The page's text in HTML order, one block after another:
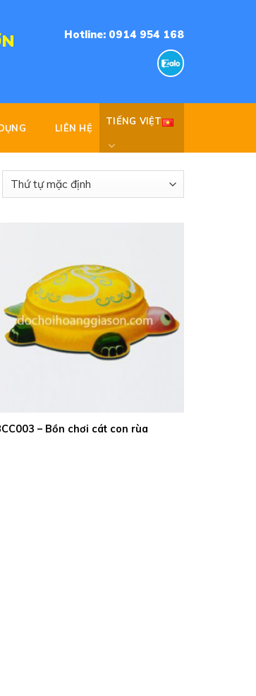
Hotline: 0914 954 168
LIÊN HỆ
TIẾNG VIỆT
– Bồn chơi cát con rùa